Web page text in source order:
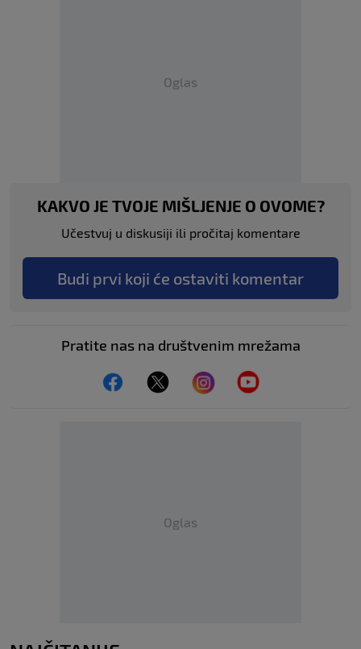
Oglas
KAKVO JE TVOJE MIŠLJENJE O OVOME?
Učestvuj u diskusiji ili pročitaj komentare
Budi prvi koji će ostaviti komentar
Pratite nas na društvenim mrežama
Oglas